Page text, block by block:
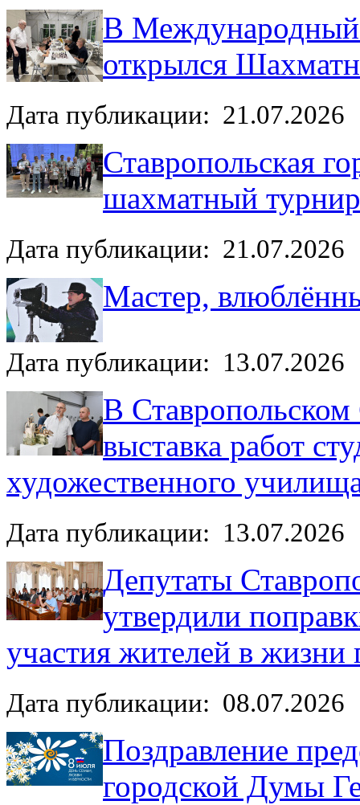
В Международный
открылся
Дата публикации: 21.07.2026
Ставропольская
шахматный турнир
Дата публикации: 21.07.2026
Мастер,
Дата публикации: 13.07.2026
В
выставка работ
художественного
Дата публикации: 13.07.2026
Депутаты
утвердили
участия жителей в жизни
Дата публикации: 08.07.2026
Поздравление
городской Думы